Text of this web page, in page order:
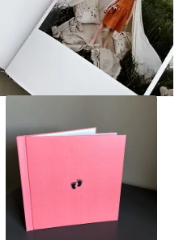
• Выбор цвета фона
• Загрузка фото и текста